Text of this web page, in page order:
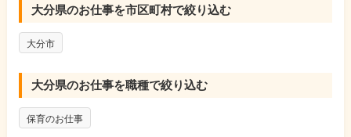
する場合あり
・通勤手当：公共交通機関利用:定期代 自家用
※仕事内容の変更範囲（法人の定める業務）
大分県のお仕事を市区町村で絞り込む
大分市
大分県のお仕事を職種で絞り込む
保育のお仕事